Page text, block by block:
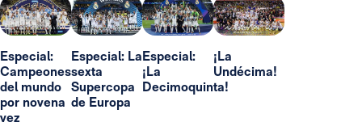
Especial:
Campeones
del mundo
por novena
vez
Especial: La
sexta
Supercopa
de Europa
Especial:
¡La
Decimoquinta!
¡La
Undécima!